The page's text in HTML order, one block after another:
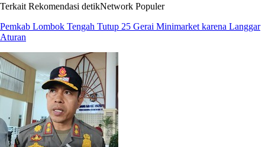
Terkait Rekomendasi detikNetwork Populer
Pemkab Lombok Tengah Tutup 25 Gerai Minimarket karena Langgar
Aturan